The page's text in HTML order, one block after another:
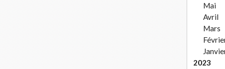
Mai
Avril
Mars
2023